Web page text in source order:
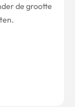
de grootte